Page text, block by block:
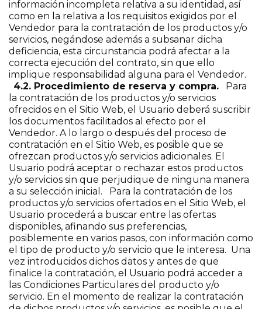
información incompleta relativa a su identidad, así
como en la relativa a los requisitos exigidos por el
Vendedor para la contratación de los productos y/o
servicios, negándose además a subsanar dicha
deficiencia, esta circunstancia podrá afectar a la
correcta ejecución del contrato, sin que ello
implique responsabilidad alguna para el Vendedor.
4.2. Procedimiento de reserva y compra. Para
la contratación de los productos y/o servicios
ofrecidos en el Sitio Web, el Usuario deberá suscribir
los documentos facilitados al efecto por el
Vendedor. A lo largo o después del proceso de
contratación en el Sitio Web, es posible que se
ofrezcan productos y/o servicios adicionales. El
Usuario podrá aceptar o rechazar estos productos
y/o servicios sin que perjudique de ninguna manera
a su selección inicial. Para la contratación de los
productos y/o servicios ofertados en el Sitio Web, el
Usuario procederá a buscar entre las ofertas
disponibles, afinando sus preferencias,
posiblemente en varios pasos, con información como
el tipo de producto y/o servicio que le interesa. Una
vez introducidos dichos datos y antes de que
finalice la contratación, el Usuario podrá acceder a
las Condiciones Particulares del producto y/o
servicio. En el momento de realizar la contratación